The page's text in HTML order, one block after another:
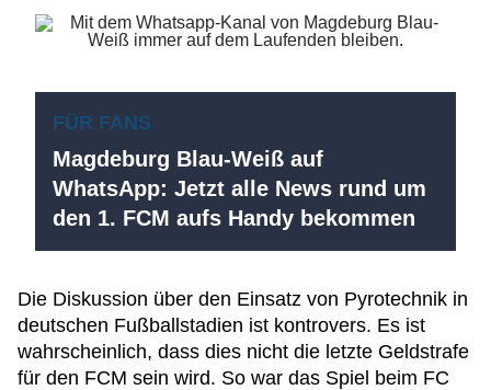
FÜR FANS
Magdeburg Blau-Weiß auf
WhatsApp: Jetzt alle News rund um
den 1. FCM aufs Handy bekommen
Die Diskussion über den Einsatz von Pyrotechnik in
deutschen Fußballstadien ist kontrovers. Es ist
wahrscheinlich, dass dies nicht die letzte Geldstrafe
für den FCM sein wird. So war das Spiel beim FC